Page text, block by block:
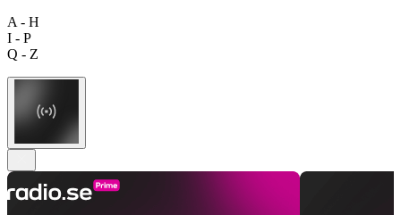
A - H
I - P
Q - Z